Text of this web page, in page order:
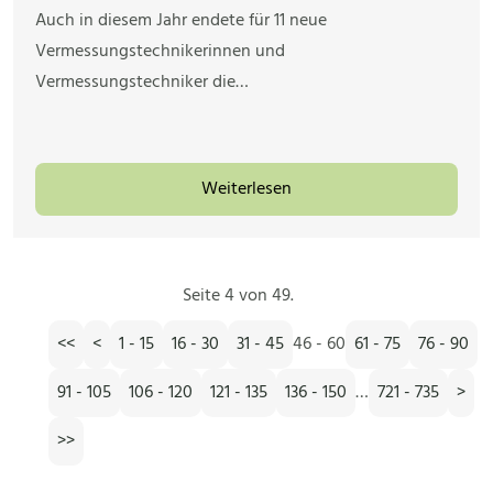
Auch in diesem Jahr endete für 11 neue
Vermessungstechnikerinnen und
Vermessungstechniker die…
Weiterlesen
Seite 4 von 49.
<<
< 1 - 15 16 - 30 31 - 45 46 - 60 61 - 75
76 - 90
91 - 105
106 - 120 121 - 135 136 - 150 … 721 - 735
>
>>